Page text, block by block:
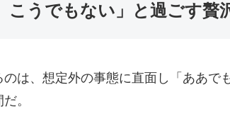
こうでもない」と過ごす贅
は、想定外の事態に直面し「ああで
。